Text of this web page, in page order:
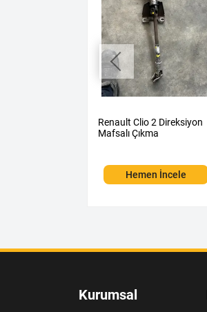
Renault Clio 2 Direksiyon
Mafsalı Çıkma
Hemen İncele
Kurumsal